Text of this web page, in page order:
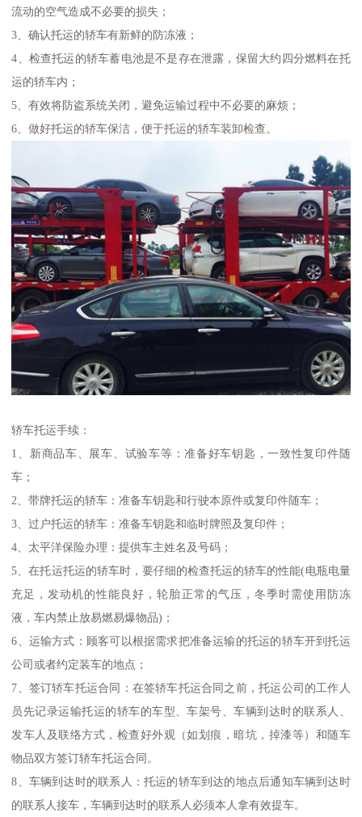
流动的空气造成不必要的损失；
3、确认托运的轿车有新鲜的防冻液；
4、检查托运的轿车蓄电池是不是存在泄露，保留大约四分燃料在托
运的轿车内；
5、有效将防盗系统关闭，避免运输过程中不必要的麻烦；
6、做好托运的轿车保洁，便于托运的轿车装卸检查。
轿车托运手续：
1、新商品车、展车、试验车等：准备好车钥匙，一致性复印件随
车；
2、带牌托运的轿车：准备车钥匙和行驶本原件或复印件随车；
3、过户托运的轿车：准备车钥匙和临时牌照及复印件；
4、太平洋保险办理：提供车主姓名及号码；
5、在托运托运的轿车时，要仔细的检查托运的轿车的性能(电瓶电量
充足，发动机的性能良好，轮胎正常的气压，冬季时需使用防冻
液，车内禁止放易燃易爆物品)；
6、运输方式：顾客可以根据需求把准备运输的托运的轿车开到托运
公司或者约定装车的地点；
7、签订轿车托运合同：在签轿车托运合同之前，托运公司的工作人
员先记录运输托运的轿车的车型、车架号、车辆到达时的联系人、
发车人及联络方式，检查好外观（如划痕，暗坑，掉漆等）和随车
物品双方签订轿车托运合同。
8、车辆到达时的联系人：托运的轿车到达的地点后通知车辆到达时
的联系人接车，车辆到达时的联系人必须本人拿有效提车。